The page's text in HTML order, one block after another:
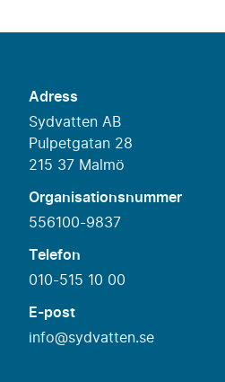
Adress
Sydvatten AB
Pulpetgatan 28
215 37 Malmö
Organisationsnummer
556100-9837
Telefon
010-515 10 00
E-post
info@sydvatten.se